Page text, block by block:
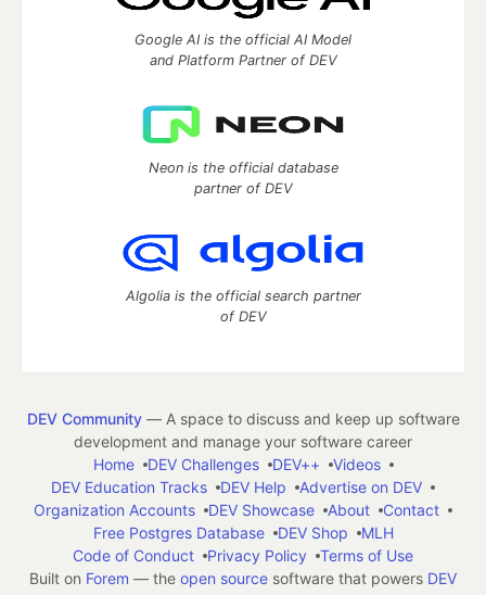
Google AI is the official AI Model
and Platform Partner of DEV
Neon is the official database
partner of DEV
Algolia is the official search partner
of DEV
DEV Community— A space to discuss and keep up software
development and manage your software career
Home
DEV Challenges DEV++
Videos
DEV Education Tracks
DEV Help
Advertise on DEV
Organization Accounts
DEV Showcase About
Contact
Free Postgres Database
DEV Shop
MLH
Code of Conduct
Privacy Policy
Terms of Use
Built on Forem — the open source software that powers DEV